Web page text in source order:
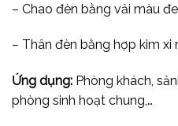
– Chao đèn bằng vải màu
– Thân đèn bằng hợp kim xi
Ứng dụng: Phòng khách,
phòng sinh hoạt chung,…